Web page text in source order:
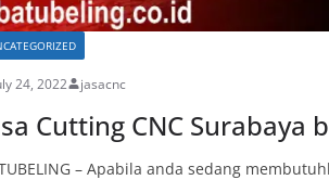
24, 2022 jasacnc
Cutting CNC
– Apabila anda sedang